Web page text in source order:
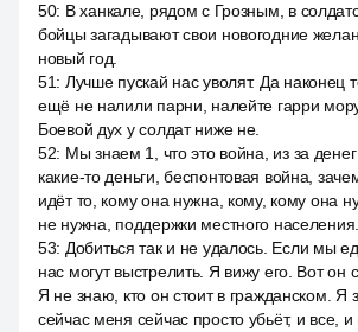
50: В ханкале, рядом с Грозным, в
бойцы загадывают свои новогодние
новый год.
51: Лучше пускай нас уволят. Да наконец
ещё не налили парни, налейте гарри
Боевой дух у солдат ниже не.
52: Мы знаем 1, что это война, из за
какие-то деньги, беспонтовая война,
идёт то, кому она нужна, кому, кому она
не нужна, поддержки местного населения.
53: Добиться так и не удалось. Если мы
нас могут выстрелить. Я вижу его. Вот он
Я не знаю, кто он стоит в гражданском. Я
сейчас меня сейчас просто убьёт, и все, и